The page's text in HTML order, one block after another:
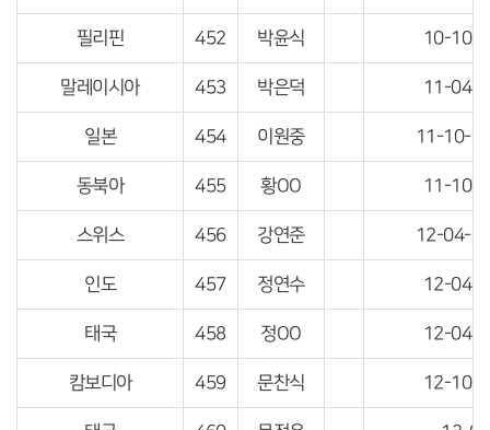
필리핀 452 박윤식 10-10-
말레이시아 453 박은덕 11-04-
일본 454 이원중 11-10-
동북아 455 황OO 11-10-
스위스 456 강연준 12-04-
인도 457 정연수 12-04-
태국 458 정OO 12-04-
캄보디아 459 문찬식 12-10-